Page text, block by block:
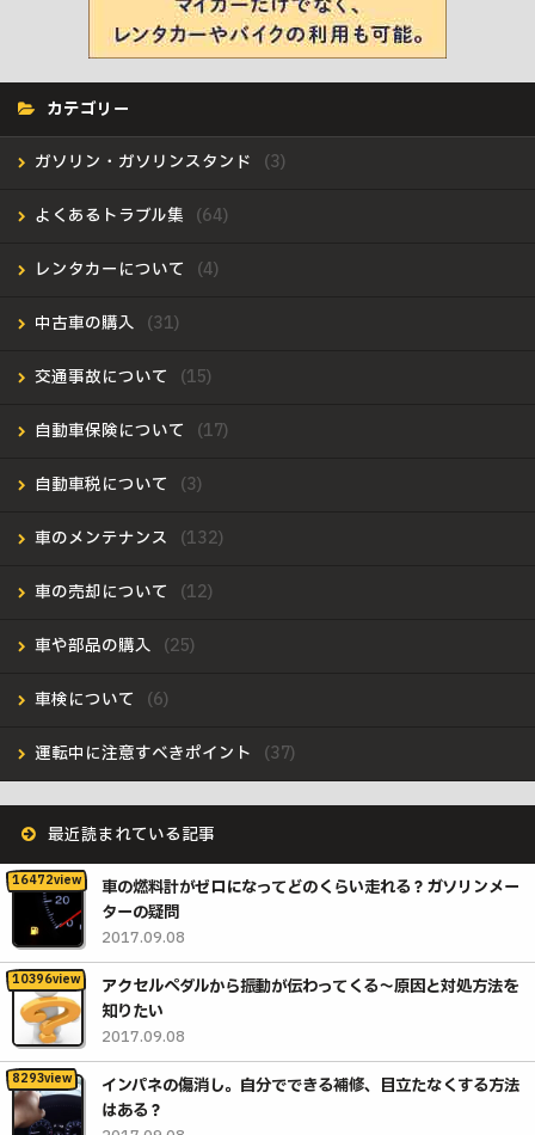
カテゴリー
ガソリン・ガソリンスタンド
よくあるトラブル集
レンタカーについて
中古車の購入
交通事故について
自動車保険について
自動車税について
車のメンテナンス
車の売却について
車や部品の購入
車検について
運転中に注意すべきポイント
最近読まれている記事
車の燃料計がゼロになってどのくらい走れる？ガソリンメー
ターの疑問
2017.09.08
アクセルペダルから振動が伝わってくる〜原因と対処方法を
知りたい
2017.09.08
インパネの傷消し。自分でできる補修、目立たなくする方法
はある？